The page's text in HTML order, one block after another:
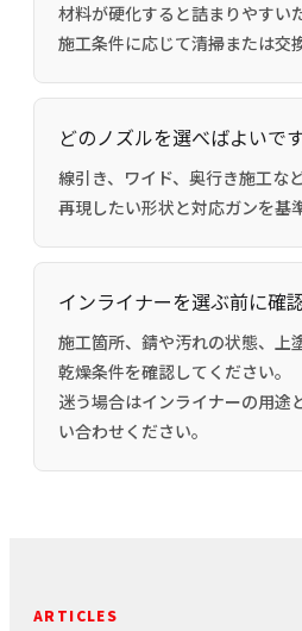
材料が硬化すると詰まりやすい
施工条件に応じて清掃または交
どのノズルを選べばよいで
線引き、ワイド、奥行き施工など
再現したい形状と対応ガンを基
インライナーを選ぶ前に確
施工箇所、錆や汚れの状態、上
乾燥条件を確認してください。
迷う場合はインライナーの用途
い合わせください。
ARTICLES